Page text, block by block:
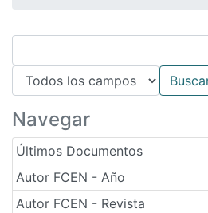
Navegar
Últimos Documentos
Autor FCEN - Año
Autor FCEN - Revista